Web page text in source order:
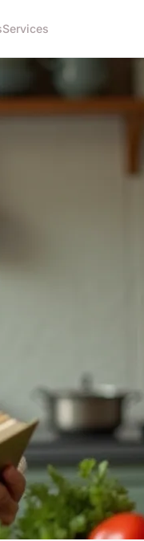
Services